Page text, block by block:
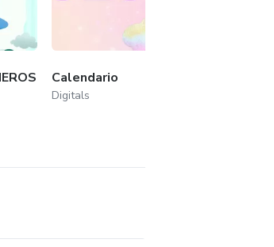
Calendario
Digitals